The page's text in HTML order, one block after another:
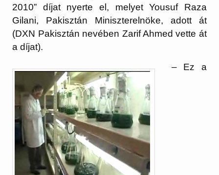
2010” díjat nyerte el, melyet Yousuf Raza
Gilani, Pakisztán Miniszterelnöke, adott át
(DXN Pakisztán nevében Zarif Ahmed vette át
a díjat).
– Ez a